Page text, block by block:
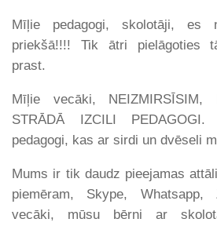
Mīļie pedagogi, skolotāji, es
priekšā!!!! Tik ātri pielāgoties
prast.
Mīļie vecāki, NEIZMIRSĪSIM,
STRĀDĀ IZCILI
pedagogi, kas ar sirdi un dvēseli
Mums ir tik daudz pieejamas
piemēram, Skype,
vecāki, mūsu bērni ar